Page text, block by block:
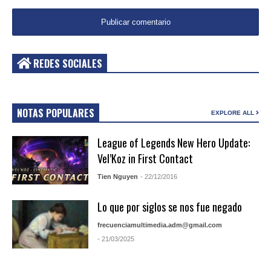
REDES SOCIALES
NOTAS POPULARES EXPLORE ALL
League of Legends New Hero Update:
Vel’Koz in First Contact
Tien Nguyen - 22/12/2016
Lo que por siglos se nos fue negado
frecuenciamultimedia.adm@gmail.com
- 21/03/2025